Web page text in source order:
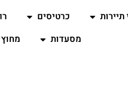
כרטיסים
מסעדות
מחוץ